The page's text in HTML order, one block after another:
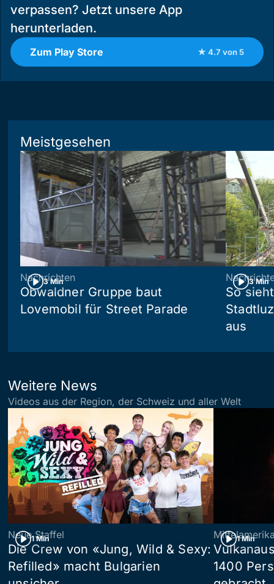
verpassen? Jetzt unsere App
herunterladen.
Zum Play Store ★ 4.7 von 5
Meistgesehen
3 Min
Nachrichten
Obwaldner Gruppe baut
Lovemobil für Street Parade
3 Min
So
aus
Weitere News
Videos aus der Region, der Schweiz und aller Welt
1 Min
Neue Staffel
Die Crew von «Jung, Wild & Sexy:
Refilled» macht Bulgarien
1 Min
1400